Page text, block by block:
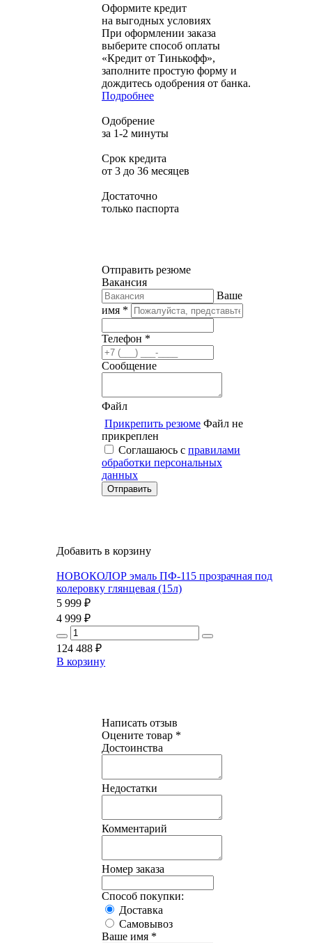
Оформите кредит
на выгодных условиях
При оформлении заказа
выберите способ оплаты
«Кредит от Тинькофф»,
заполните простую форму и
дождитесь одобрения от банка.
Подробнее
Одобрение
за 1-2 минуты
Срок кредита
от 3 до 36 месяцев
Достаточно
только паспорта
Отправить резюме
Вакансия
Ваше
имя *
Телефон *
Сообщение
Файл
Прикрепить резюме Файл не
прикреплен
Соглашаюсь с правилами
обработки персональных
данных
Добавить в корзину
НОВОКОЛОР эмаль ПФ-115 прозрачная под
колеровку глянцевая (15л)
5 999 ₽
4 999 ₽
124 488 ₽
В корзину
Написать отзыв
Оцените товар *
Достоинства
Недостатки
Комментарий
Номер заказа
Способ покупки:
Доставка
Самовывоз
Ваше имя *